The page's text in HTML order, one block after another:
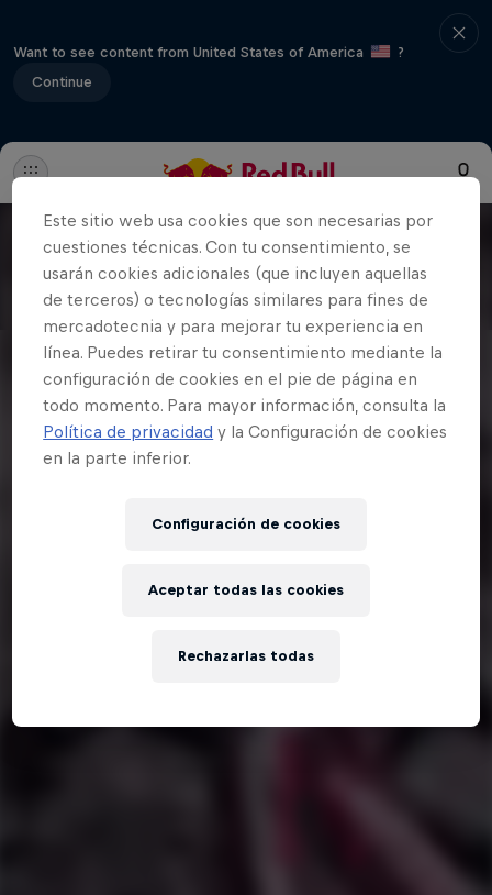
Want to see content from United States of America
?
Continue
Este sitio web usa cookies que son necesarias por
cuestiones técnicas. Con tu consentimiento, se
usarán cookies adicionales (que incluyen aquellas
de terceros) o tecnologías similares para fines de
mercadotecnia y para mejorar tu experiencia en
línea. Puedes retirar tu consentimiento mediante la
configuración de cookies en el pie de página en
todo momento. Para mayor información, consulta la
Política de privacidad y la Configuración de cookies
en la parte inferior.
Configuración de cookies
Rechazarlas todas
Aceptar todas las cookies